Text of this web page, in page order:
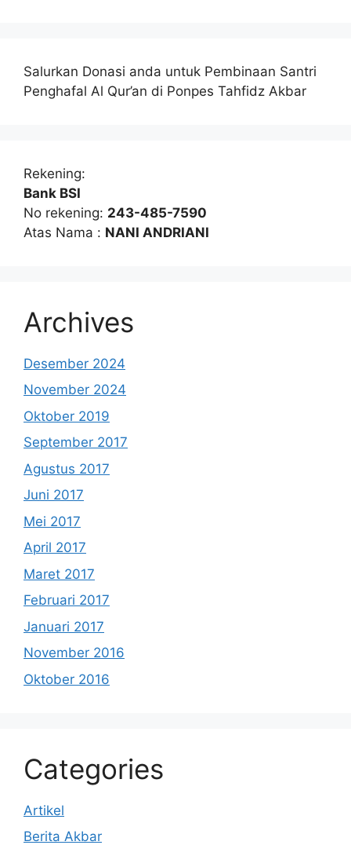
Salurkan Donasi anda untuk Pembinaan Santri
Penghafal Al Qur’an di Ponpes Tahfidz Akbar
Rekening:
Bank BSI
No rekening: 243-485-7590
Atas Nama : NANI ANDRIANI
Archives
Desember 2024
November 2024
Oktober 2019
September 2017
Agustus 2017
Juni 2017
Mei 2017
April 2017
Maret 2017
Februari 2017
Januari 2017
November 2016
Oktober 2016
Categories
Artikel
Berita Akbar